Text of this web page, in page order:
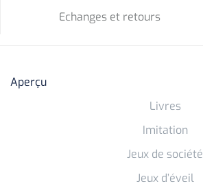
Echanges et retours
Aperçu
Livres
Imitation
Jeux de société
Jeux d’éveil